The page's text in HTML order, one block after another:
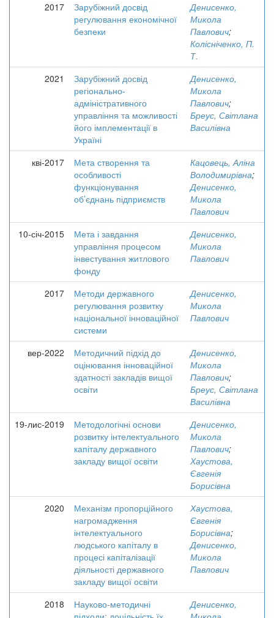
2017
Зарубіжний досвід
регулювання економічної
безпеки
Денисенко,
Микола
Павлович;
Колісніченко, П.
Т.
2021
Зарубіжний досвід
регіонально-
адміністративного
управління та можливості
його імплементації в
Україні
Денисенко,
Микола
Павлович;
Бреус, Світлана
Василівна
кві-2017
Мета створення та
особливості
функціонування
об’єднань підприємств
Кацовець, Аліна
Володимирівна;
Денисенко,
Микола
Павлович
10-січ-2015
Мета і завдання
управління процесом
інвестування житлового
фонду
Денисенко,
Микола
Павлович
2017
Методи державного
регулювання розвитку
національної інноваційної
системи
Денисенко,
Микола
Павлович
вер-2022
Методичний підхід до
оцінювання інноваційної
здатності закладів вищої
освіти
Денисенко,
Микола
Павлович;
Бреус, Світлана
Василівна
19-лис-2019
Методологічні основи
розвитку інтелектуального
капіталу державного
закладу вищої освіти
Денисенко,
Микола
Павлович;
Хаустова,
Євгенія
Борисівна
2020
Механізм пропорційного
нагромадження
інтелектуального
людського капіталу в
процесі капіталізації
діяльності державного
закладу вищої освіти
Хаустова,
Євгенія
Борисівна;
Денисенко,
Микола
Павлович
2018
Науково-методичні
Денисенко,